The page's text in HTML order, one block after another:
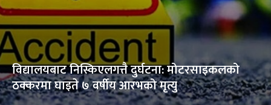
विद्यालयबाट निस्किएलगत्तै दुर्घटना: मोटरसाइकलको
ठक्करमा घाइते ७ वर्षीय आरभको मृत्यु